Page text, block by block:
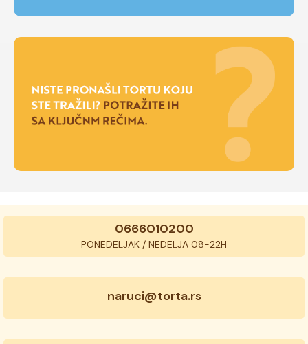
0666010200
PONEDELJAK / NEDELJA 08-22H
naruci@torta.rs